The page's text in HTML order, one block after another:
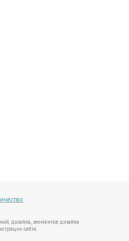
дизайна, элементов дизайна
сайта.